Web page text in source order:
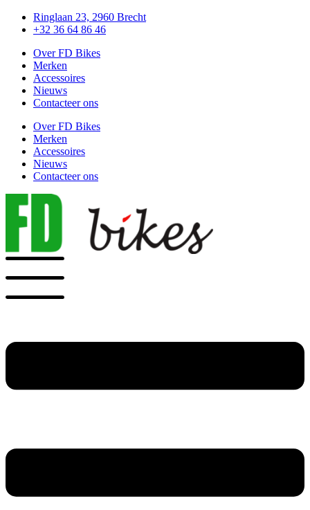
naar
inhoud
Ringlaan 23, 2960 Brecht
+32 36 64 86 46
Over FD Bikes
Merken
Accessoires
Nieuws
Contacteer ons
Over FD Bikes
Merken
Accessoires
Nieuws
Contacteer ons